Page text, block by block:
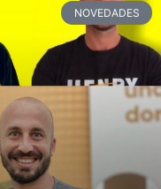
NOVEDADES